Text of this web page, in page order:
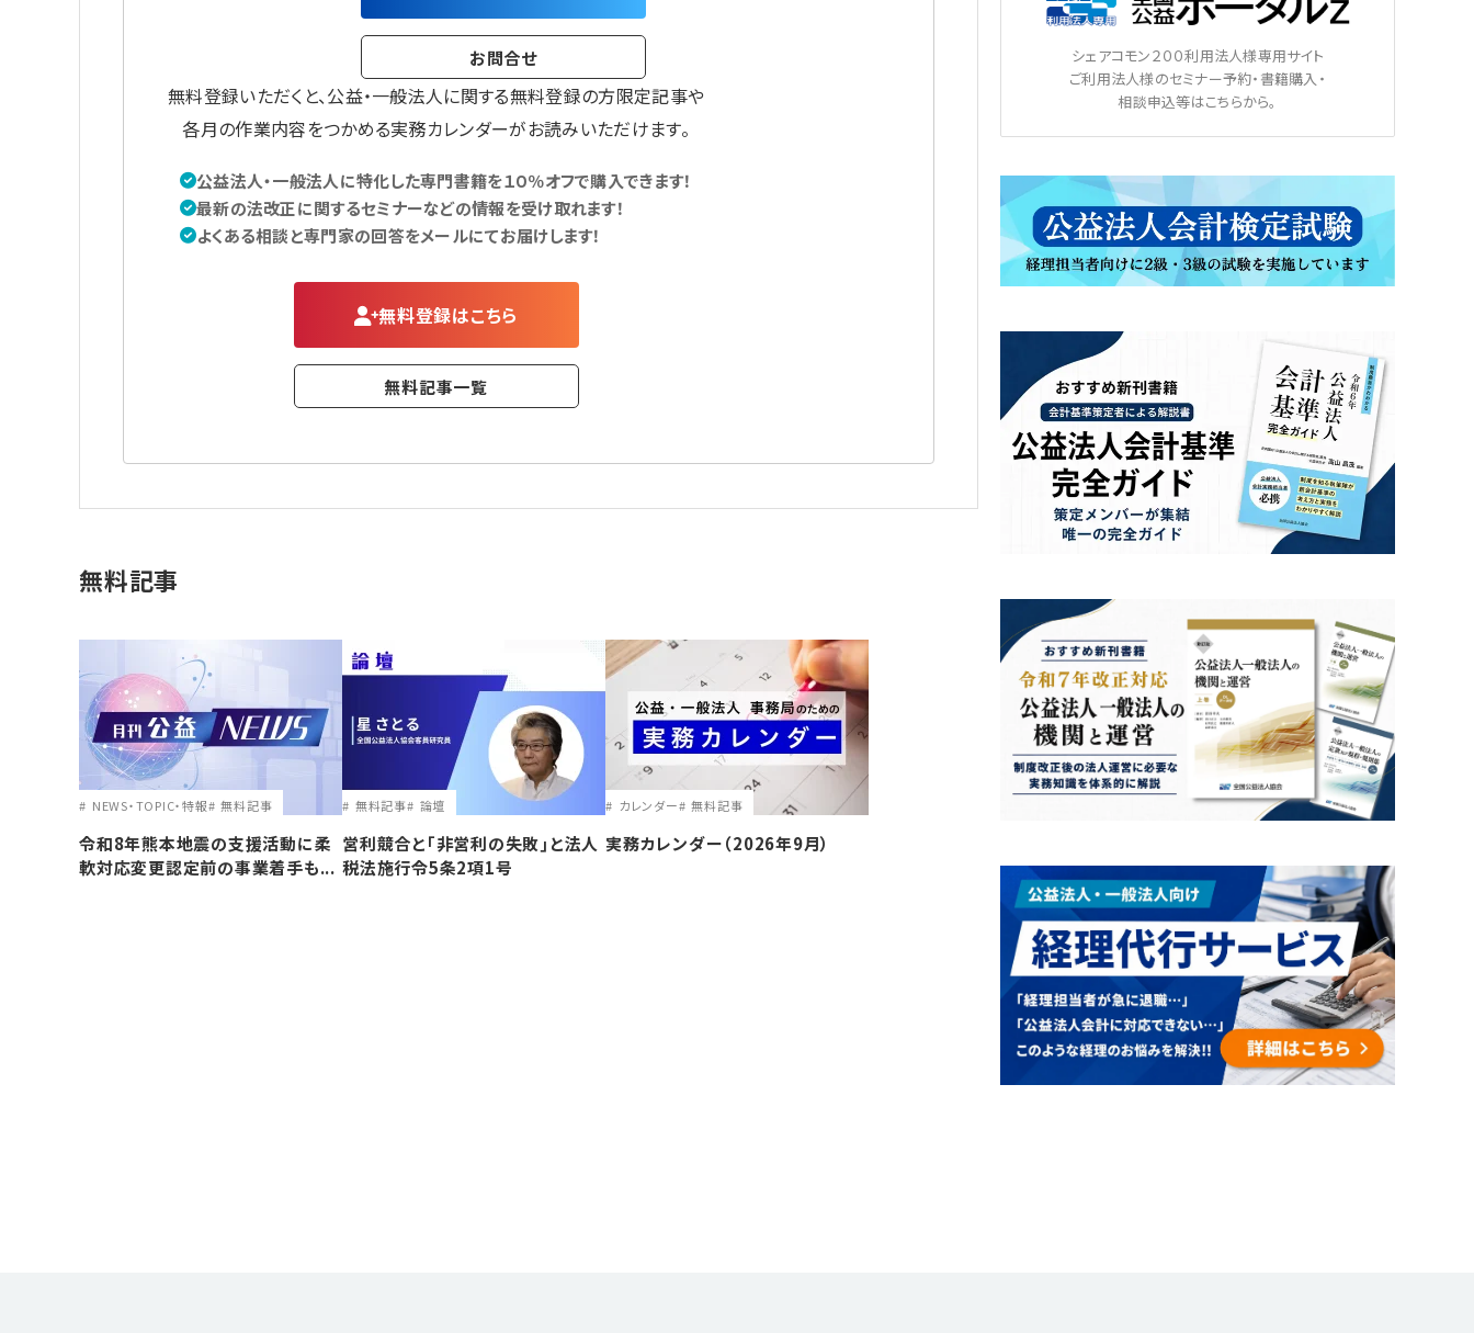
お問合せ
無料登録いただくと、公益・一般法人に関する無料登録の方限定記事や
各月の作業内容をつかめる実務カレンダーがお読みいただけます。
公益法人・一般法人に特化した専門書籍を１０％オフで購入できます！
最新の法改正に関するセミナーなどの情報を受け取れます！
よくある相談と専門家の回答をメールにてお届けします！
無料登録はこちら
無料記事一覧
無料記事
NEWS・TOPIC・特報 無料記事
令和8年熊本地震の支援活動に柔
軟対応変更認定前の事業着手も...
無料記事 論壇
営利競合と｢非営利の失敗｣と法人
税法施行令5条2項1号
カレンダー 無料記事
実務カレンダー（2026年9月）
シェアコモン２００利用法人様専用サイト
ご利用法人様のセミナー予約・書籍購入・
相談申込等はこちらから。